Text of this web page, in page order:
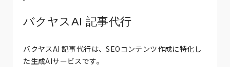
バクヤスAI 記事代行
バクヤスAI 記事代行は、SEOコンテンツ作成に特化し
た生成AIサービスです。